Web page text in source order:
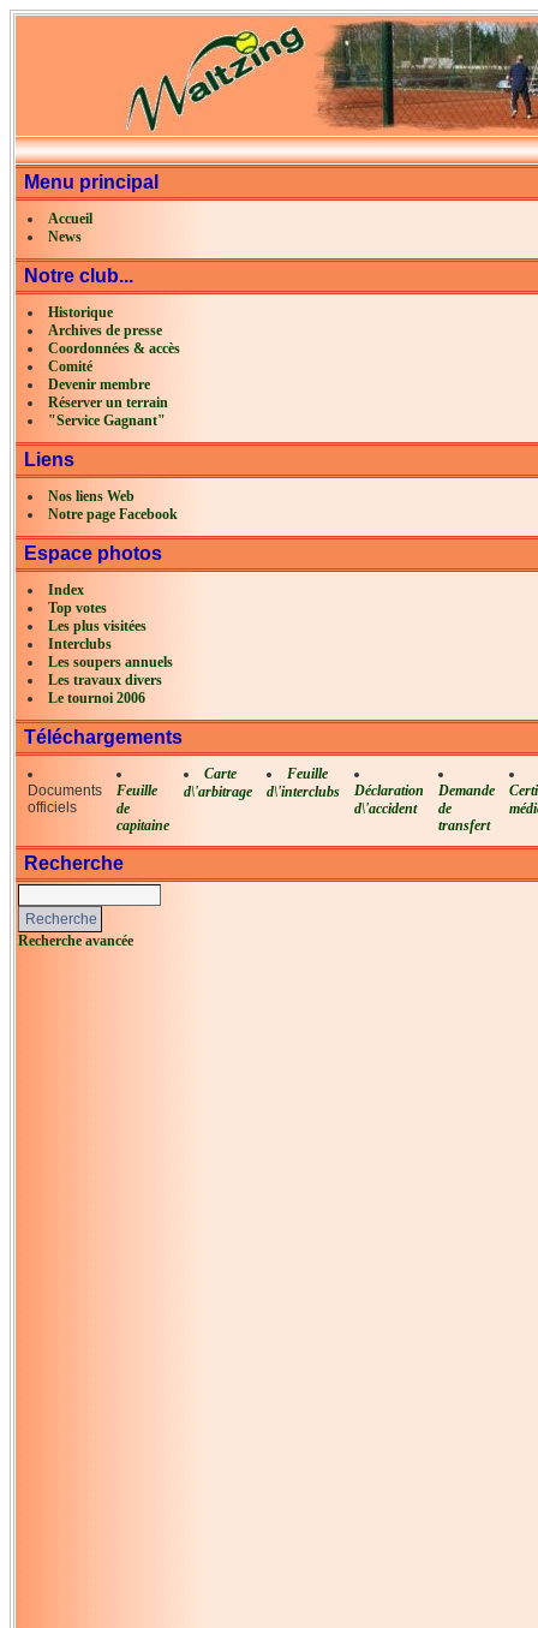
Menu principal
Accueil
News
Notre club...
Historique
Archives de presse
Coordonnées & accès
Comité
Devenir membre
Réserver un terrain
"Service Gagnant"
Liens
Nos liens Web
Notre page Facebook
Espace photos
Index
Top votes
Les plus visitées
Interclubs
Les soupers annuels
Les travaux divers
Le tournoi 2006
Téléchargements
Documents
officiels
Feuille
de
capitaine
Carte
d\'arbitrage
Feuille
d\'interclubs
Déclaration
d\'accident
Demande
de
transfert
Recherche
Recherche avancée